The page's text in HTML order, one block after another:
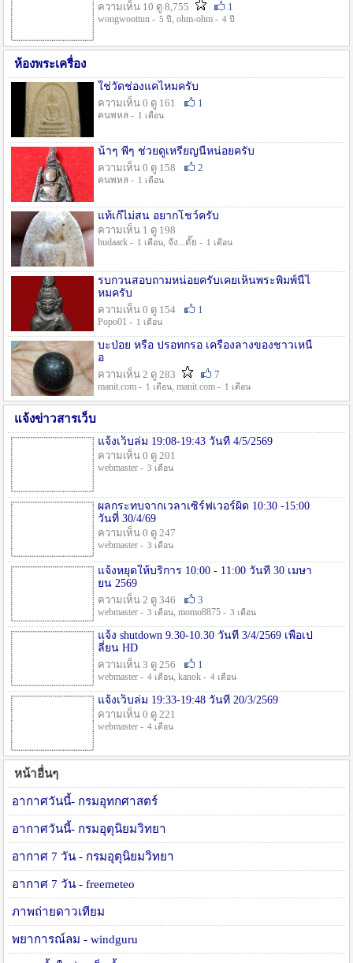
ความเห็น 10 ดู 8,755
1
wongwoottun - 5 ปี , ohm-ohm - 4 ปี
ห้องพระเครื่อง
ใช่วัดช่องแคไหมครับ
ความเห็น 0 ดู 161
1
คนพหล - 1 เดือน
น้าๆ พี่ๆ ช่วยดูเหรียญนี้หน่อยครับ
ความเห็น 0 ดู 158
2
คนพหล - 1 เดือน
แท้เก๊ไม่สน อยากโชว์ครับ
ความเห็น 1 ดู 198
hudaark - 1 เดือน, จัง...ดั๊ย - 1 เดือน
รบกวนสอบถามหน่อยครับเคยเห็นพระพิมพ์นี้ไ
หมครับ
ความเห็น 0 ดู 154
1
Popo01 - 1 เดือน
บะป่อย หรือ ปรอทกรอ เครื่องลางของชาวเหนื
อ
ความเห็น 2 ดู 283
7
manit.com - 1 เดือน, manit.com - 1 เดือน
แจ้งข่าวสารเว็บ
แจ้งเว็บล่ม 19:08-19:43 วันที่ 4/5/2569
ความเห็น 0 ดู 201
webmaster - 3 เดือน
ผลกระทบจากเวลาเซิร์ฟเวอร์ผิด 10:30 -15:00
วันที่ 30/4/69
ความเห็น 0 ดู 247
webmaster - 3 เดือน
แจ้งหยุดให้บริการ 10:00 - 11:00 วันที่ 30 เมษา
ยน 2569
ความเห็น 2 ดู 346
3
webmaster - 3 เดือน, momo8875 - 3 เดือน
แจ้ง shutdown 9.30-10.30 วันที่ 3/4/2569 เพื่อเป
ลี่ยน HD
ความเห็น 3 ดู 256
1
webmaster - 4 เดือน, kanok - 4 เดือน
แจ้งเว็บล่ม 19:33-19:48 วันที่ 20/3/2569
ความเห็น 0 ดู 221
webmaster - 4 เดือน
หน้าอื่นๆ
อากาศวันนี้- กรมอุทกศาสตร์
อากาศวันนี้- กรมอุตุนิยมวิทยา
อากาศ 7 วัน - กรมอุตุนิยมวิทยา
อากาศ 7 วัน - freemeteo
ภาพถ่ายดาวเทียม
พยาการณ์ลม - windguru